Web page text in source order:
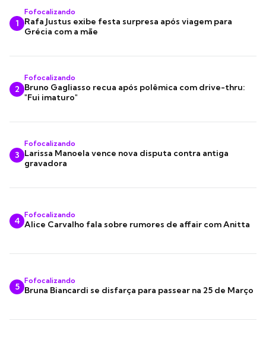
1
Fofocalizando
Rafa Justus exibe festa surpresa após viagem para
Grécia com a mãe
2
Fofocalizando
Bruno Gagliasso recua após polêmica com drive-thru:
"Fui imaturo"
3
Fofocalizando
Larissa Manoela vence nova disputa contra antiga
gravadora
4
Fofocalizando
Alice Carvalho fala sobre rumores de affair com Anitta
5
Fofocalizando
Bruna Biancardi se disfarça para passear na 25 de Março